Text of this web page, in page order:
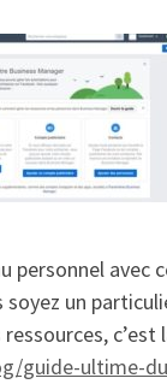
personnel avec
soyez un
guide-ultime-